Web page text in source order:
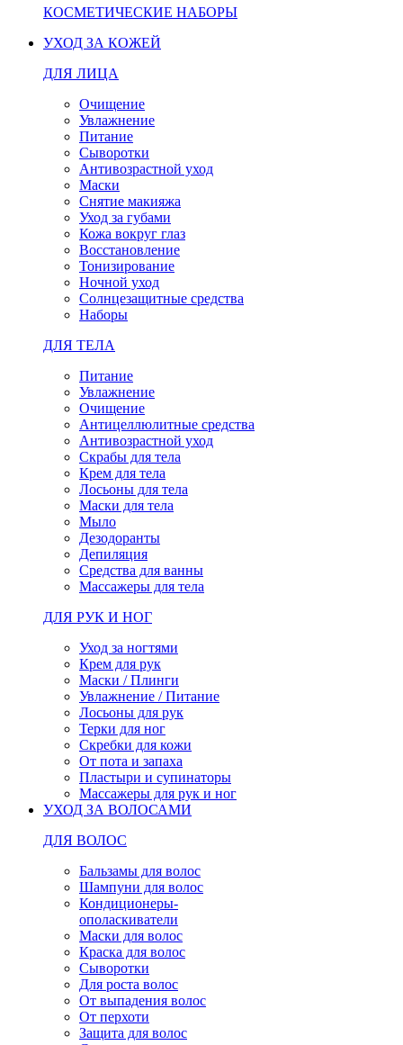
КОСМЕТИЧЕСКИЕ НАБОРЫ
УХОД ЗА КОЖЕЙ
ДЛЯ ЛИЦА
Очищение
Увлажнение
Питание
Сыворотки
Антивозрастной уход
Маски
Снятие макияжа
Уход за губами
Кожа вокруг глаз
Восстановление
Тонизирование
Ночной уход
Солнцезащитные средства
Наборы
ДЛЯ ТЕЛА
Питание
Увлажнение
Очищение
Антицеллюлитные средства
Антивозрастной уход
Скрабы для тела
Крем для тела
Лосьоны для тела
Маски для тела
Мыло
Дезодоранты
Депиляция
Средства для ванны
Массажеры для тела
ДЛЯ РУК И НОГ
Уход за ногтями
Крем для рук
Маски / Плинги
Увлажнение / Питание
Лосьоны для рук
Терки для ног
Скребки для кожи
От пота и запаха
Пластыри и супинаторы
Массажеры для рук и ног
УХОД ЗА ВОЛОСАМИ
ДЛЯ ВОЛОС
Бальзамы для волос
Шампуни для волос
Кондиционеры-
ополаскиватели
Маски для волос
Краска для волос
Сыворотки
Для роста волос
От выпадения волос
От перхоти
Защита для волос